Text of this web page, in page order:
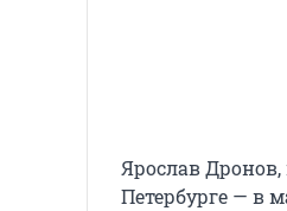
Ярослав
Петербурге — в